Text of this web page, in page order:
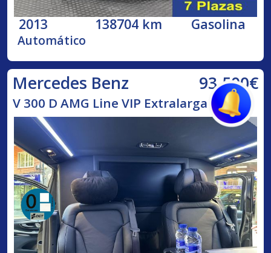
2013 138704 km Gasolina
Automático
Mercedes Benz 93.500€
V 300 D AMG Line VIP Extralarga 239